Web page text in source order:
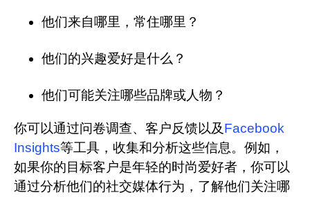
他们来自哪里，常住哪里？
他们的兴趣爱好是什么？
他们可能关注哪些品牌或人物？
你可以通过问卷调查、客户反馈以及Facebook
Insights等工具，收集和分析这些信息。例如，
如果你的目标客户是年轻的时尚爱好者，你可以
通过分析他们的社交媒体行为，了解他们关注哪